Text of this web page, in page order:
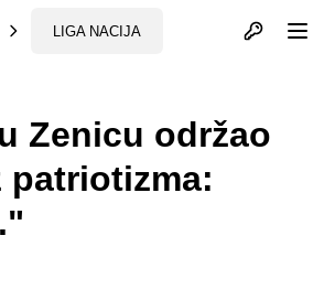
LIGA NACIJA Otvori profil
Zenicu održao
patriotizma: